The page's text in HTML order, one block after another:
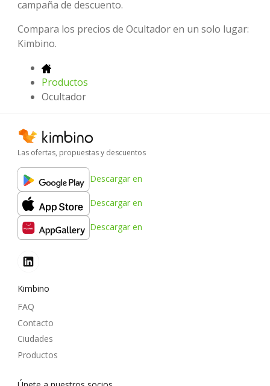
campaña de descuento.
Compara los precios de Ocultador en un solo lugar:
Kimbino.
Productos
Ocultador
Las ofertas, propuestas y descuentos
Descargar en
Descargar en
Descargar en
Kimbino
FAQ
Contacto
Ciudades
Productos